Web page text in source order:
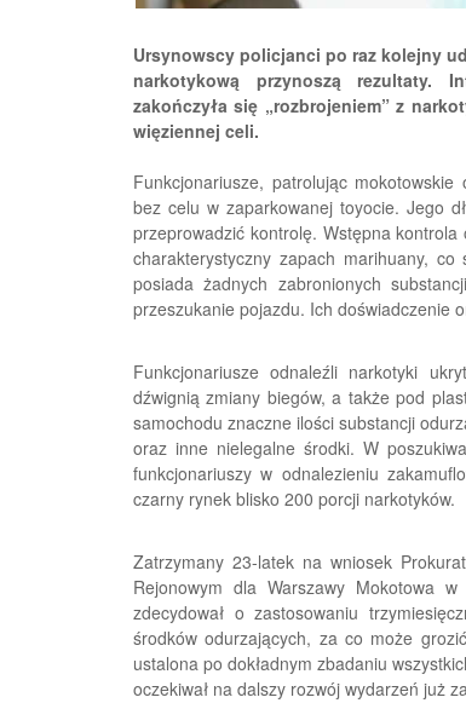
Ursynowscy policjanci po raz kolejny
narkotykową przynoszą rezultaty.
zakończyła się „rozbrojeniem” z
więziennej celi.
Funkcjonariusze, patrolując
bez celu w zaparkowanej toyocie. Jego
przeprowadzić kontrolę. Wstępna
charakterystyczny zapach marihuany, co
posiada żadnych zabronionych
przeszukanie pojazdu. Ich doświadczenie
Funkcjonariusze odnaleźli narkotyki
dźwignią zmiany biegów, a także pod
samochodu znaczne ilości substancji
oraz inne nielegalne środki. W
funkcjonariuszy w odnalezieniu
czarny rynek blisko 200 porcji narkotyków.
Zatrzymany 23-latek na wniosek
Rejonowym dla Warszawy Mokotowa
zdecydował o zastosowaniu
środków odurzających, za co może
ustalona po dokładnym zbadaniu
oczekiwał na dalszy rozwój wydarzeń już